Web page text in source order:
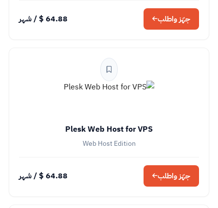
جهّز واطلب 64.88 $ / شهر
Plesk Web Host for VPS
Web Host Edition
جهّز واطلب 64.88 $ / شهر